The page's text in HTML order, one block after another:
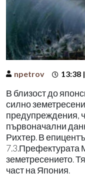
npetrov 13:38
В близост до
силно
предупреждения,
първоначални
Рихтер. В
7.3.Префектурата
земетресението.
част на Япония.